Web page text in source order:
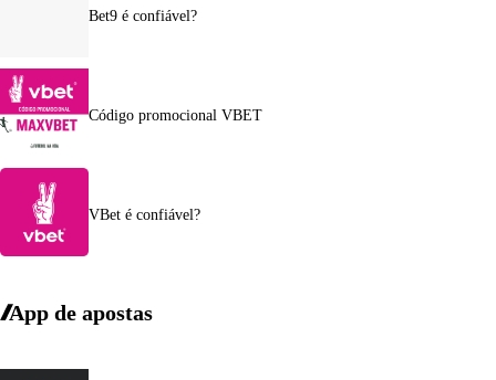
Bet9 é confiável?
Código promocional VBET
VBet é confiável?
App de apostas